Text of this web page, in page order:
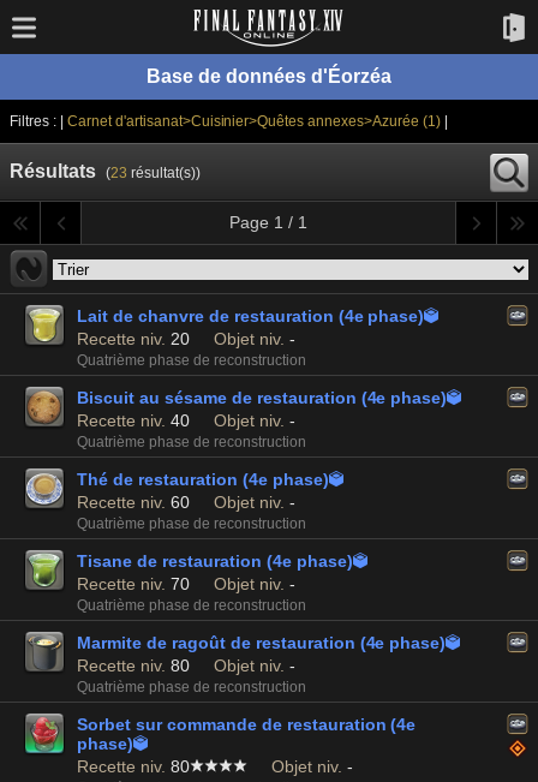
Base de données d'Éorzéa
Filtres : | Carnet d'artisanat>Cuisinier>Quêtes annexes>Azurée (1)
Résultats (23 résultat(s))
Page 1 / 1
Lait de chanvre de restauration (4e phase)
Recette niv. 20 Objet niv. -
Quatrième phase de reconstruction
Biscuit au sésame de restauration (4e phase)
Recette niv. 40 Objet niv. -
Quatrième phase de reconstruction
Thé de restauration (4e phase)
Recette niv. 60 Objet niv. -
Quatrième phase de reconstruction
Tisane de restauration (4e phase)
Recette niv. 70 Objet niv. -
Quatrième phase de reconstruction
Marmite de ragoût de restauration (4e phase)
Recette niv. 80 Objet niv. -
Quatrième phase de reconstruction
Sorbet sur commande de restauration (4e
phase)
Recette niv. 80 Objet niv. -